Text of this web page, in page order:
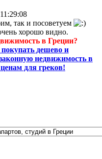
так и посоветуем
хорошо видно.
в Греции?
покупать дешево и
недвижимость в
для греков!